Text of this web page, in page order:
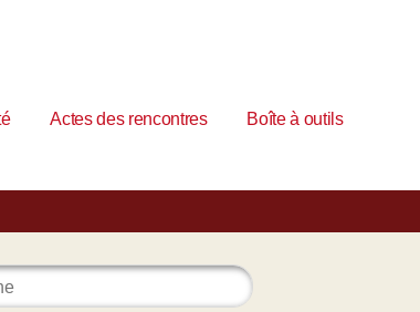
Actes des rencontres
Boîte à outils